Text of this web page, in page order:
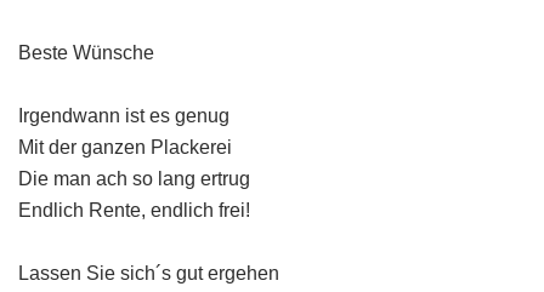
Beste Wünsche
Irgendwann ist es genug
Mit der ganzen Plackerei
Die man ach so lang ertrug
Endlich Rente, endlich frei!
Lassen Sie sich´s gut ergehen